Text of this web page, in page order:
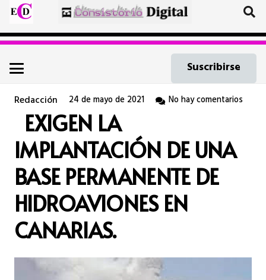
Suscribirse
Redacción 24 de mayo de 2021 No hay comentarios
EXIGEN LA
IMPLANTACIÓN DE UNA
BASE PERMANENTE DE
HIDROAVIONES EN
CANARIAS.